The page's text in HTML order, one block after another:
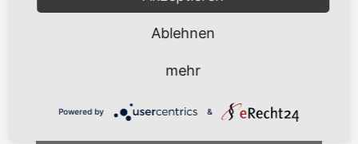
Sonstiges
Hund pro Tag: 10,00 EUR (max. ein
Münz- Waschmaschine und -
Ablehnen
mehr
Powered by &